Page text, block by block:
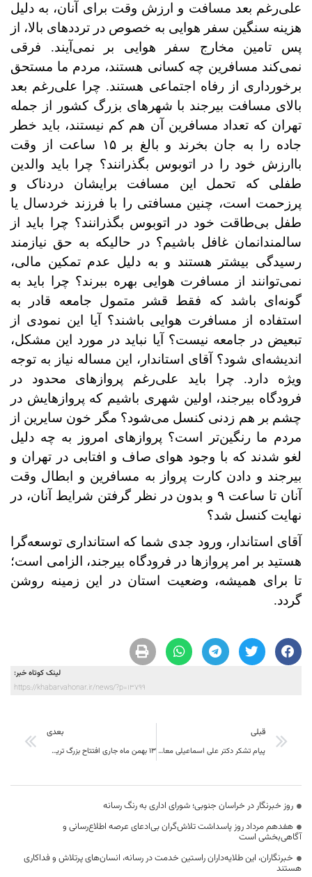
علی‌رغم بعد مسافت و ارزش وقت برای آنان، به دلیل
هزینه سنگین سفر هوایی به خصوص در ترددهای بالا، از
پس تامین مخارج سفر هوایی بر نمی‌آیند. فرقی
نمی‌کند مسافرین چه کسانی هستند، مردم ما مستحق
برخورداری از رفاه اجتماعی هستند. چرا علی‌رغم بعد
بالای مسافت بیرجند با شهرهای بزرگ کشور از جمله
تهران که تعداد مسافرین آن هم کم نیستند، باید خطر
جاده را به جان بخرند و بالغ بر ۱۵ ساعت از وقت
باارزش خود را در اتوبوس بگذرانند؟ چرا باید والدین
طفلی که تحمل این مسافت برایشان دردناک و
پرزحمت است، چنین مسافتی را با فرزند خردسال یا
طفل بی‌طاقت خود در اتوبوس بگذرانند؟ چرا باید از
سالمندانمان غافل باشیم؟ در حالیکه به حق نیازمند
رسیدگی بیشتر هستند و به دلیل عدم تمکین مالی،
نمی‌توانند از مسافرت هوایی بهره ببرند؟ چرا باید به
گونه‌ای باشد که فقط قشر متمول جامعه قادر به
استفاده از مسافرت هوایی باشند؟ آیا این نمودی از
تبعیض در جامعه نیست؟ آیا نباید در مورد این مشکل،
اندیشه‌ای شود؟ آقای استاندار، این مساله نیاز به توجه
ویژه دارد. چرا باید علی‌رغم پروازهای محدود در
فرودگاه بیرجند، اولین شهری باشیم که پروازهایش در
چشم بر هم زدنی کنسل می‌شود؟ مگر خون سایرین از
مردم ما رنگین‌تر است؟ پروازهای امروز به چه دلیل
لغو شدند که با وجود هوای صاف و افتابی در تهران و
بیرجند و دادن کارت پرواز به مسافرین و ابطال وقت
آنان تا ساعت ۹ و بدون در نظر گرفتن شرایط آنان، در
نهایت کنسل شد؟
آقای استاندار، ورود جدی شما که استانداری توسعه‌گرا
هستید بر امر پروازها در فرودگاه بیرجند، الزامی است؛
تا برای همیشه، وضعیت استان در این زمینه روشن
گردد.
لینک کوتاه خبر:
https://khabarvahonar.ir/news/?p=13799
قبلی
پیام تشکر دکتر علی اسماعیلی معاون سیاسی ،امنیتی واجتماعی استاندار از ابراز لطف گروه های مختلف مردم شریف استان خراسان جنوبی
بعدی
١٣ بهمن ماه جاری افتتاح بزرگ ترین رویداد سینمایی کشور در خراسان جنوبی
روز خبرنگار در خراسان جنوبی؛ شورای اداری به رنگ رسانه
هفدهم مرداد روز پاسداشت تلاش‌گران بی‌ادعای عرصه اطلاع‌رسانی و
آگاهی‌بخشی است
خبرنگاران، این طلایه‌داران راستین خدمت در رسانه، انسان‌های پرتلاش و فداکاری
هستند